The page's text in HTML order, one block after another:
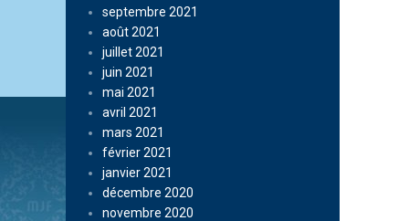
septembre 2021
août 2021
juillet 2021
juin 2021
mai 2021
avril 2021
mars 2021
février 2021
janvier 2021
décembre 2020
novembre 2020